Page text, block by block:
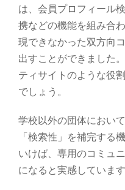
は、会員プロフィール
携などの機能を組み合
現できなかった双方向
出すことができました
ティサイトのような役
でしょう。
学校以外の団体におい
「検索性」を補完する
いけば、専用のコミュ
になると実感しています